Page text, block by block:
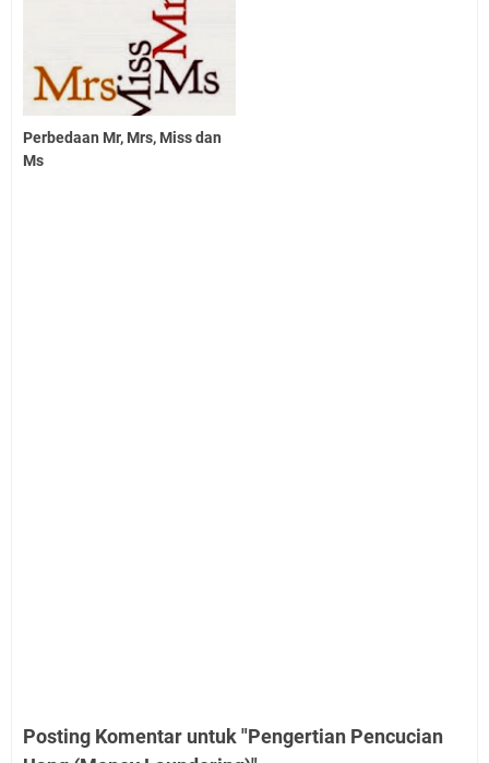
Perbedaan Mr, Mrs, Miss dan
Ms
Posting Komentar untuk "Pengertian Pencucian